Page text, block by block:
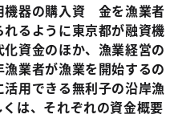
機器の購入資 金を漁業者
るように東京都が融資機
資金のほか、漁業経営の
業者が漁業を開始するの
用できる無利子の沿岸漁
は、それぞれの資金概要